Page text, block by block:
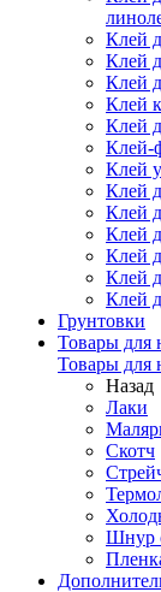
Клей
Клей
Клей
Клей
Клей
Клей-
Клей
Клей
Клей
Клей
Клей
Клей
Клей
Грунтовки
Товары для
Товары для
Назад
Лаки
Скотч
Шнур